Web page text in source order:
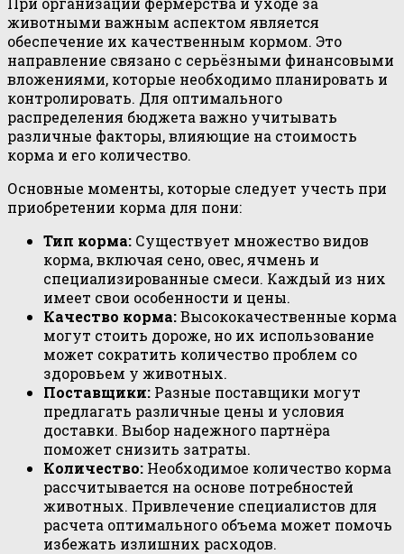
животными важным аспектом является
обеспечение их качественным кормом. Это
направление связано с серьёзными финансовыми
вложениями, которые необходимо планировать и
контролировать. Для оптимального
распределения бюджета важно учитывать
различные факторы, влияющие на стоимость
корма и его количество.
Основные моменты, которые следует учесть при
приобретении корма для пони:
Тип корма: Существует множество видов
корма, включая сено, овес, ячмень и
специализированные смеси. Каждый из них
имеет свои особенности и цены.
Качество корма:Высококачественные корма
могут стоить дороже, но их использование
может сократить количество проблем со
здоровьем у животных.
Поставщики: Разные поставщики могут
предлагать различные цены и условия
доставки. Выбор надежного партнёра
поможет снизить затраты.
Количество: Необходимое количество корма
рассчитывается на основе потребностей
животных. Привлечение специалистов для
расчета оптимального объема может помочь
избежать излишних расходов.